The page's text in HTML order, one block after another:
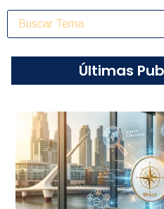
Últimas